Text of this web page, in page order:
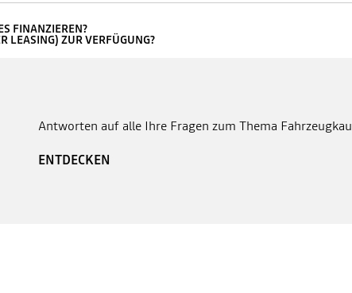
FINANZIEREN?
LEASING) ZUR VERFÜGUNG?
Antworten auf alle Ihre Fragen zum Thema
ENTDECKEN